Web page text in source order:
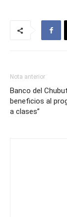
Nota anterior
Banco del
beneficios al
a clases”